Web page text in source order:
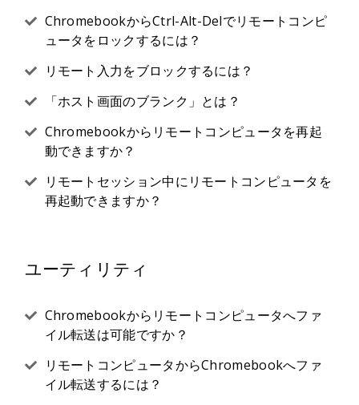
ChromebookからCtrl-Alt-Delでリモートコンピ
ュータをロックするには？
リモート入力をブロックするには？
「ホスト画面のブランク」とは？
Chromebookからリモートコンピュータを再起
動できますか？
リモートセッション中にリモートコンピュータを
再起動できますか？
ユーティリティ
Chromebookからリモートコンピュータへファ
イル転送は可能ですか？
リモートコンピュータからChromebookへファ
イル転送するには？